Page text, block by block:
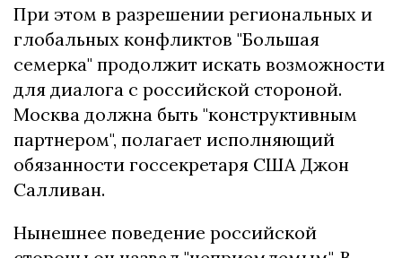
При этом в разрешении региональных и
глобальных конфликтов "Большая
семерка" продолжит искать возможности
для диалога с российской стороной.
Москва должна быть "конструктивным
партнером", полагает исполняющий
обязанности госсекретаря США Джон
Салливан.
Нынешнее поведение российской